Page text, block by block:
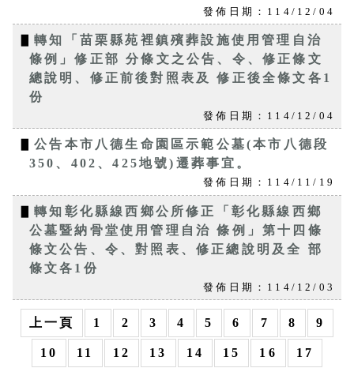
發佈日期：114/12/04
▋轉知「苗栗縣苑裡鎮殯葬設施使用管理自治
條例」修正部 分條文之公告、令、修正條文
總說明、修正前後對照表及 修正後全條文各1
份
發佈日期：114/12/04
▋公告本市八德生命園區示範公墓(本市八德段
350、402、425地號)遷葬事宜。
發佈日期：114/11/19
▋轉知彰化縣線西鄉公所修正「彰化縣線西鄉
公墓暨納骨堂使用管理自治 條例」第十四條
條文公告、令、對照表、修正總說明及全 部
條文各1份
發佈日期：114/12/03
上一頁 1 2 3 4 5 6 7 8 9
10 11 12 13 14 15 16 17